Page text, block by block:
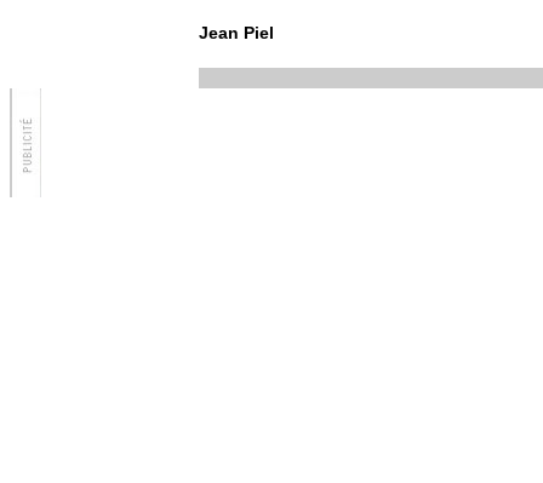
Jean Piel